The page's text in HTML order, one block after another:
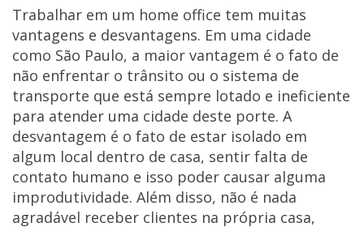
Trabalhar em um home office tem muitas
vantagens e desvantagens. Em uma cidade
como São Paulo, a maior vantagem é o fato de
não enfrentar o trânsito ou o sistema de
transporte que está sempre lotado e ineficiente
para atender uma cidade deste porte. A
desvantagem é o fato de estar isolado em
algum local dentro de casa, sentir falta de
contato humano e isso poder causar alguma
improdutividade. Além disso, não é nada
agradável receber clientes na própria casa,